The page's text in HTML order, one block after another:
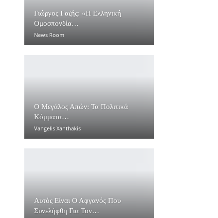
Γιώργος Γαζής: «Η Ελληνική
Ομοσπονδία…
News Room
Ο Μεγάλος Απών: Τα Πολιτικά
Κόμματα…
Vangelis Xanthakis
Αυτός Είναι Ο Αφγανός Που
Συνελήφθη Για Τον…